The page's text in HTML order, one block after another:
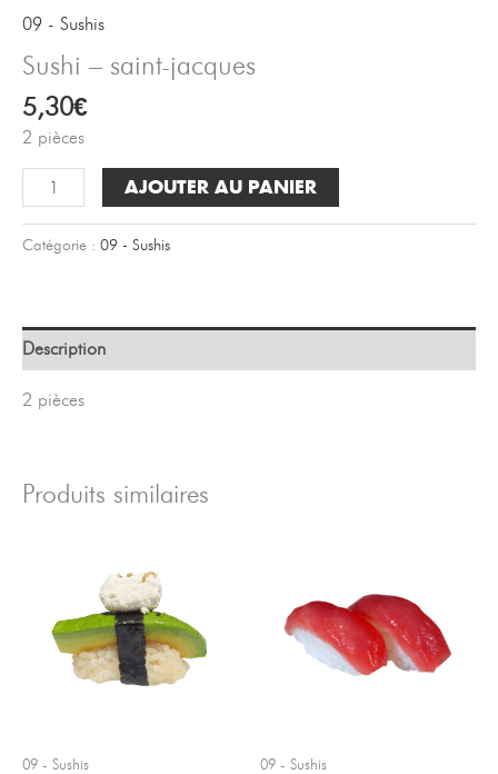
09 - Sushis
Sushi – saint-jacques
5,30€
2 pièces
quantité
de
Sushi
-
AJOUTER AU PANIER
Catégorie : 09 - Sushis
Description
2 pièces
Produits similaires
09 - Sushis 09 - Sushis